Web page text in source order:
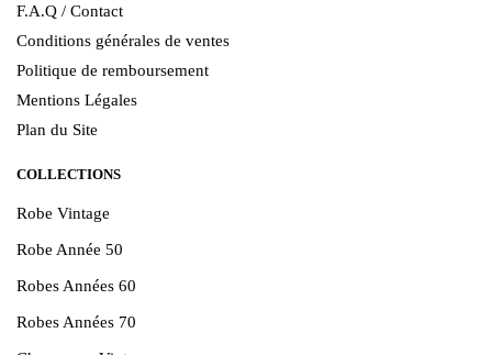
F.A.Q / Contact
Conditions générales de ventes
Politique de remboursement
Mentions Légales
Plan du Site
COLLECTIONS
Robe Vintage
Robe Année 50
Robes Années 60
Robes Années 70